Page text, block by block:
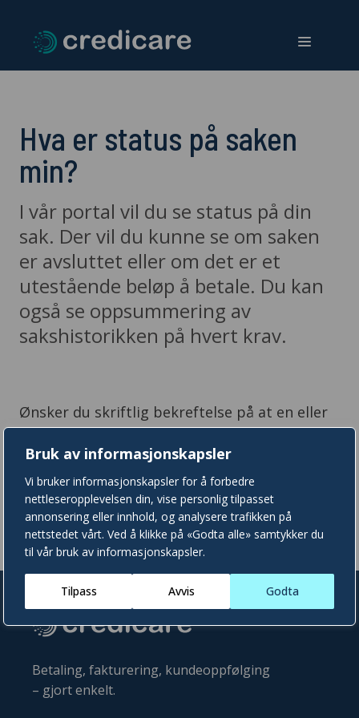
Bruk av informasjonskapsler
Vi bruker informasjonskapsler for å forbedre
nettleseropplevelsen din, vise personlig tilpasset
annonsering eller innhold, og analysere trafikken på
nettstedet vårt. Ved å klikke på «Godta alle» samtykker du
til vår bruk av informasjonskapsler.
Tilpass Avvis Godta
CrediCare
Hva er status på saken
min?
I vår portal vil du se status på din
sak. Der vil du kunne se om saken
er avsluttet eller om det er et
utestående beløp å betale. Du kan
også se oppsummering av
sakshistorikken på hvert krav.
Ønsker du skriftlig bekreftelse på at en eller
flere saker er avsluttet, ber vi deg sende oss
en henvendelse via vårtkontaktskjema
vil du få svar fra oss per e-post så snart vi har
behandlet henvendelsen din.
Betaling, fakturering, kundeoppfølging
– gjort enkelt.